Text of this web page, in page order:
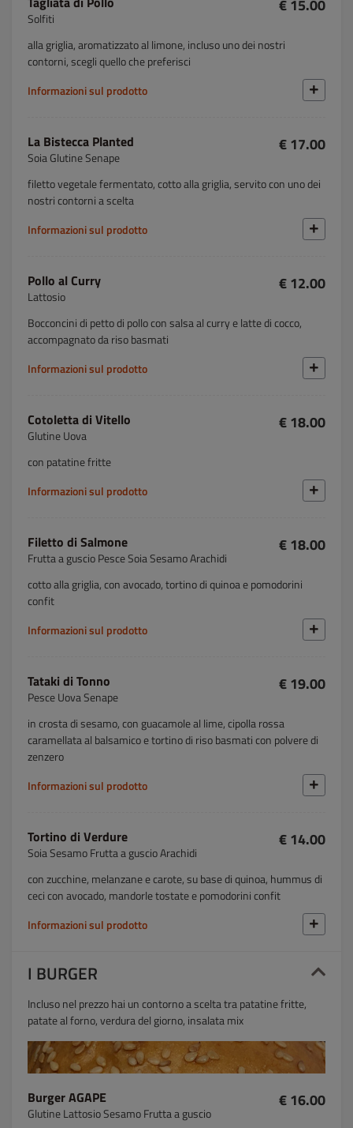
Solfiti
€ 15.00
alla griglia, aromatizzato al limone, incluso uno dei nostri
contorni, scegli quello che preferisci
Informazioni sul prodotto
La Bistecca Planted
Soia Glutine Senape
€ 17.00
filetto vegetale fermentato, cotto alla griglia, servito con uno dei
nostri contorni a scelta
Informazioni sul prodotto
Pollo al Curry
Lattosio
€ 12.00
Bocconcini di petto di pollo con salsa al curry e latte di cocco,
accompagnato da riso basmati
Informazioni sul prodotto
Cotoletta di Vitello
Glutine Uova
€ 18.00
con patatine fritte
Informazioni sul prodotto
Filetto di Salmone
Frutta a guscio Pesce Soia Sesamo Arachidi
€ 18.00
cotto alla griglia, con avocado, tortino di quinoa e pomodorini
confit
Informazioni sul prodotto
Tataki di Tonno
Pesce Uova Senape
€ 19.00
in crosta di sesamo, con guacamole al lime, cipolla rossa
caramellata al balsamico e tortino di riso basmati con polvere di
zenzero
Informazioni sul prodotto
Tortino di Verdure
Soia Sesamo Frutta a guscio Arachidi
€ 14.00
con zucchine, melanzane e carote, su base di quinoa, hummus di
ceci con avocado, mandorle tostate e pomodorini confit
Informazioni sul prodotto
I BURGER
Incluso nel prezzo hai un contorno a scelta tra patatine fritte,
patate al forno, verdura del giorno, insalata mix
Burger AGAPE
Glutine Lattosio Sesamo Frutta a guscio
€ 16.00